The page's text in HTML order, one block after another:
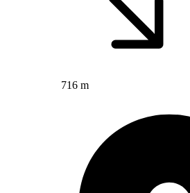
716 m